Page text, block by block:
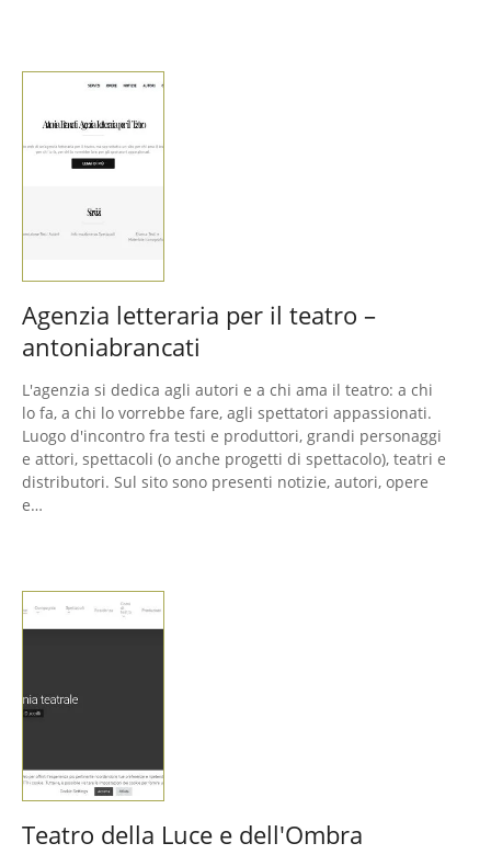
Agenzia letteraria per il teatro –
antoniabrancati
L'agenzia si dedica agli autori e a chi ama il teatro: a chi
lo fa, a chi lo vorrebbe fare, agli spettatori appassionati.
Luogo d'incontro fra testi e produttori, grandi personaggi
e attori, spettacoli (o anche progetti di spettacolo), teatri e
distributori. Sul sito sono presenti notizie, autori, opere
e…
Teatro della Luce e dell'Ombra